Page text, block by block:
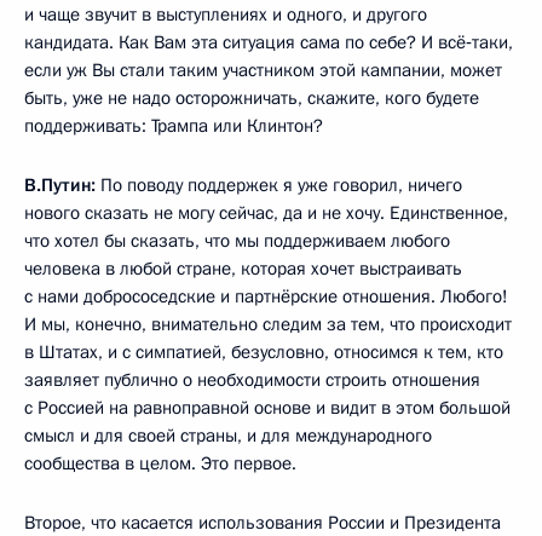
и чаще звучит в выступлениях и одного, и другого
кандидата. Как Вам эта ситуация сама по себе? И всё‑таки,
если уж Вы стали таким участником этой кампании, может
быть, уже не надо осторожничать, скажите, кого будете
поддерживать: Трампа или Клинтон?
В.Путин: По поводу поддержек я уже говорил, ничего
нового сказать не могу сейчас, да и не хочу. Единственное,
что хотел бы сказать, что мы поддерживаем любого
человека в любой стране, которая хочет выстраивать
с нами добрососедские и партнёрские отношения. Любого!
И мы, конечно, внимательно следим за тем, что происходит
в Штатах, и с симпатией, безусловно, относимся к тем, кто
заявляет публично о необходимости строить отношения
с Россией на равноправной основе и видит в этом большой
смысл и для своей страны, и для международного
сообщества в целом. Это первое.
Второе, что касается использования России и Президента